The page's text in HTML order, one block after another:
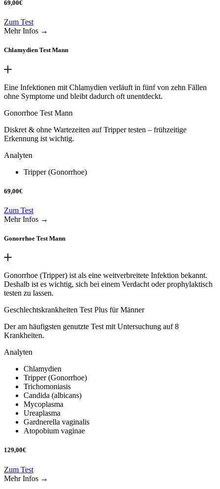
69,00€
Zum Test
Mehr Infos →
Chlamydien Test Mann
Eine Infektionen mit Chlamydien verläuft in fünf von zehn Fällen
ohne Symptome und bleibt dadurch oft unentdeckt.
Gonorrhoe Test Mann
Diskret & ohne Wartezeiten auf Tripper testen – frühzeitige
Erkennung ist wichtig.
Analyten
Tripper (Gonorrhoe)
69,00€
Zum Test
Mehr Infos →
Gonorrhoe Test Mann
Gonorrhoe (Tripper) ist als eine weitverbreitete Infektion bekannt.
Deshalb ist es wichtig, sich bei einem Verdacht oder prophylaktisch
testen zu lassen.
Geschlechtskrankheiten Test Plus für Männer
Der am häufigsten genutzte Test mit Untersuchung auf 8
Krankheiten.
Analyten
Chlamydien
Tripper (Gonorrhoe)
Trichomoniasis
Candida (albicans)
Mycoplasma
Ureaplasma
Gardnerella vaginalis
Atopobium vaginae
129,00€
Zum Test
Mehr Infos →